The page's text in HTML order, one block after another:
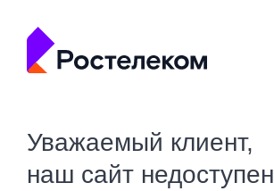
Уважаемый клиент,
наш сайт недоступен